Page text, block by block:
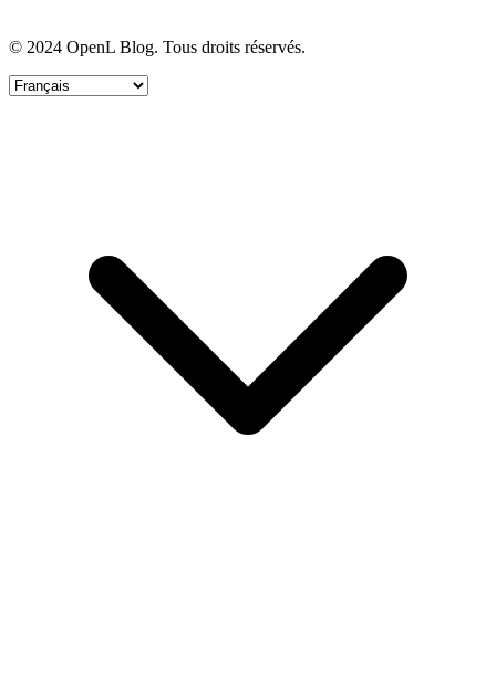
© 2024 OpenL Blog. Tous droits réservés.